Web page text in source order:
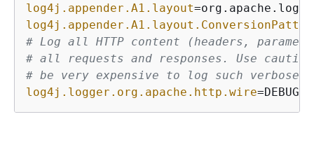
log4j.appender.A1.layout
# Log all HTTP content (headers,
# all requests and responses. Use
# be very expensive to log such verbose
log4j.logger.org.apache.http.wire=DEBUG